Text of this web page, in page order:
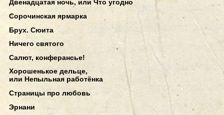
Двенадцатая ночь, или Что угодно
Сорочинская ярмарка
Брух. Сюита
Ничего святого
Салют, конферансье!
Хорошенькое дельце,
или Непыльная работёнка
Страницы про любовь
Эрнани